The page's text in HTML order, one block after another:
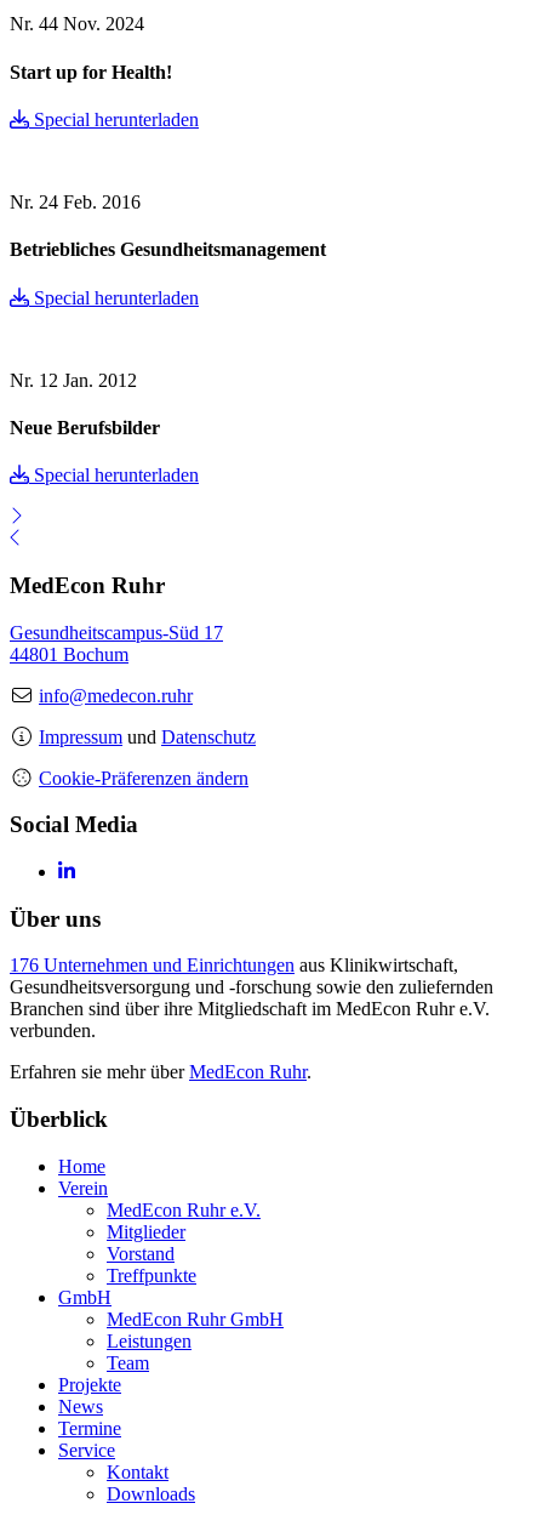
Nr. 44 Nov. 2024
Start up for Health!
Special herunterladen
Nr. 24 Feb. 2016
Betriebliches Gesundheitsmanagement
Special herunterladen
Nr. 12 Jan. 2012
Neue Berufsbilder
Special herunterladen
MedEcon Ruhr
Gesundheitscampus-Süd 17
44801 Bochum
info@medecon.ruhr
Impressum und Datenschutz
Cookie-Präferenzen ändern
Social Media
Über uns
176 Unternehmen und Einrichtungen aus Klinikwirtschaft,
Gesundheitsversorgung und -forschung sowie den zuliefernden
Branchen sind über ihre Mitgliedschaft im MedEcon Ruhr e.V.
verbunden.
Erfahren sie mehr überMedEcon Ruhr.
Überblick
Home
Verein
MedEcon Ruhr e.V.
Mitglieder
Vorstand
Treffpunkte
GmbH
MedEcon Ruhr GmbH
Leistungen
Team
Projekte
News
Termine
Service
Kontakt
Downloads